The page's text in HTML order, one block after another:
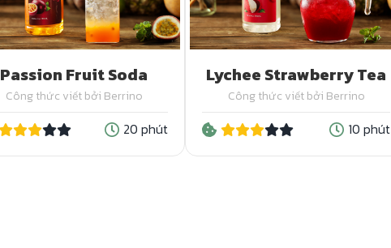
Passion Fruit Soda
Công thức viết bởi Berrino
20 phút
Lychee Strawberry Tea
Công thức viết bởi Berrino
10 phút